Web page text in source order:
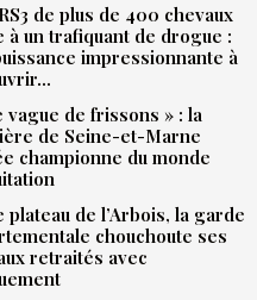
de plus de 400 chevaux
à un trafiquant de drogue :
impressionnante à
vague de frissons » : la
de Seine-et-Marne
championne du monde
plateau de l’Arbois, la garde
chouchoute ses
retraités avec